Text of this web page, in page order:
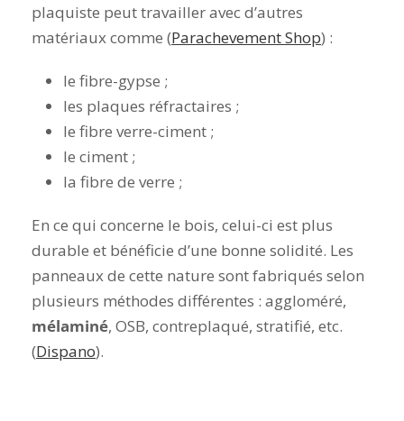
plaquiste peut travailler avec d’autres
matériaux comme (Parachevement Shop) :
le fibre-gypse ;
les plaques réfractaires ;
le fibre verre-ciment ;
le ciment ;
la fibre de verre ;
En ce qui concerne le bois, celui-ci est plus
durable et bénéficie d’une bonne solidité. Les
panneaux de cette nature sont fabriqués selon
plusieurs méthodes différentes : aggloméré,
mélaminé, OSB, contreplaqué, stratifié, etc.
(Dispano).